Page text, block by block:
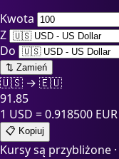
Kwota
Z
Do
⇅ Zamień
🇺🇸 → 🇪🇺
91.85
1 USD =0.918500 EUR
📋 Kopiuj
Kursy są przybliżone ·